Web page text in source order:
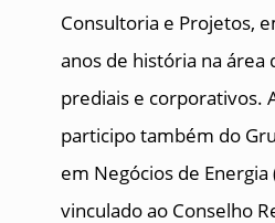
Consultoria e Projetos,
anos de história na área
prediais e corporativos.
participo também do
em Negócios de Energia
vinculado ao Conselho